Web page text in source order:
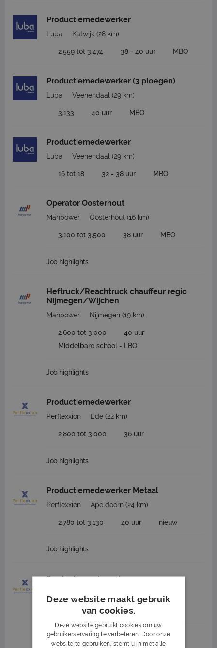
Productiemedewerker
Luba Katwijk (28 km)
2.559 tot 3.474 38 - 40 uur MBO
Productiemedewerker (3 ploegen)
Luba Veenendaal (29 km)
3.133 40 uur MBO
Productiemedewerker
Luba Veenendaal (29 km)
16 tot 18 32 - 38 uur MBO
Operator Oosterhout
Manpower Oosterhout (16 km)
3.100 tot 3.500 38 uur MBO
Job highlights
Heftruck/Reachtruck chauffeur regio
Nijmegen/Wijchen
Manpower Nijmegen (19 km)
2.600 tot 3.000
40 uur
Middelbare school - LBO
Job highlights
Productiemedewerker
Perflexxion Ede (22 km)
2.800 tot 3.000 36 uur
Job highlights
Productiemedewerker Metaal
Perflexxion Apeldoorn (24 km)
2.780 tot 3.130 40 uur nieuw
Job highlights
Productiemedewerker
16 tot 17 40 uur
Job highlights
Deze website maakt gebruik
van cookies.
Deze website gebruikt cookies om uw
gebruikerservaring te verbeteren. Door onze
website te gebruiken, stemt u in met alle